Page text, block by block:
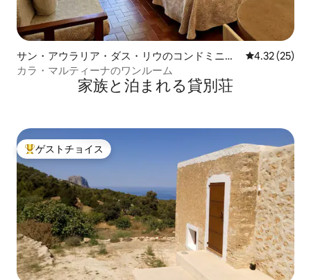
サン・アウラリア・ダス・リウのコンドミニア
ム
レビュー25
4.32 (25)
カラ・マルティーナのワンルーム
家族と泊まれる貸別荘
大好評のゲストチョイスです。
ゲストチョイス